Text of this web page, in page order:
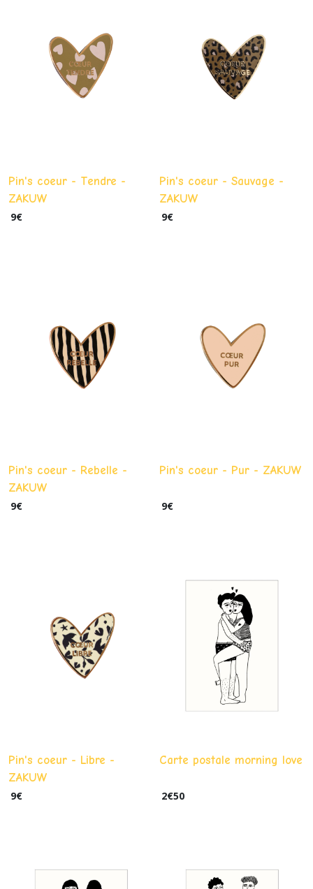
Pin's coeur - Tendre -
ZAKUW
9€
Pin's coeur - Sauvage -
ZAKUW
9€
Pin's coeur - Rebelle -
ZAKUW
9€
Pin's coeur - Pur - ZAKUW
9€
Pin's coeur - Libre -
ZAKUW
9€
Carte postale morning love
2€50
Valentin
(95)